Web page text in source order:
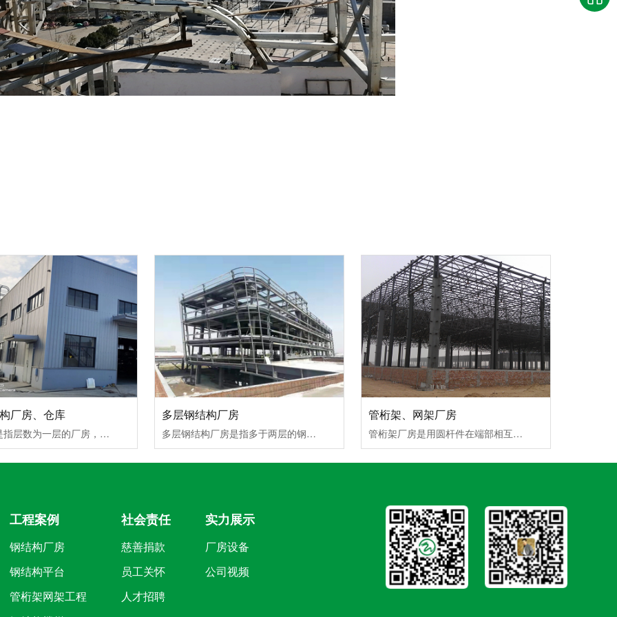
厂房、仓库
单层厂房是指层数为一层的厂房，它主要用于重型机械制造工业、冶金工业等重工业。这类厂房的特点是生产设备体积大、重量重、厂房内以水平运输为主。单层厂房是特殊厂房，它具有形成高大的使用空间，容易满足生产工艺流程要求，内部交通运输组织方便，有利于较...
多层钢结构厂房
多层钢结构厂房是指多于两层的钢结构厂房，常见的多层厂房为三到四层。图片所展示的即是三层钢结构厂房，支撑体系为纯框架支撑体系，主要采用H型钢做立柱和横梁。除了支撑体系以外，节点也是很重要的，节点处理得当可以让框架更加稳定，支点更加牢固，配合外...
管桁架、网架厂房
管桁架厂房是用圆杆件在端部相互连接而组成的格子式结构搭建制作的厂房，桁件使桁架结构用料经济、结构自重轻，易于构成各种外形以适应不同的用途，成为现代企业厂房、生产车间、仓库的常用形态。具有空间利用率高、承载力强、结构稳固、存取形式灵活、外观漂...
工程案例
钢结构厂房
钢结构平台
管桁架网架工程
社会责任
慈善捐款
员工关怀
人才招聘
实力展示
厂房设备
公司视频